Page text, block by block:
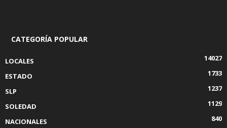
CATEGORÍA POPULAR
LOCALES
14027
ESTADO
1733
SLP
1237
SOLEDAD
1129
NACIONALES
840